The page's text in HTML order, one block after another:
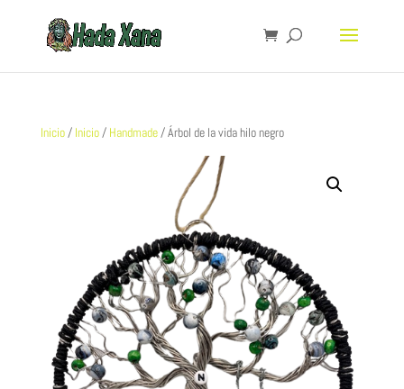
Inicio/ Inicio/ Handmade/ Árbol de la vida hilo negro